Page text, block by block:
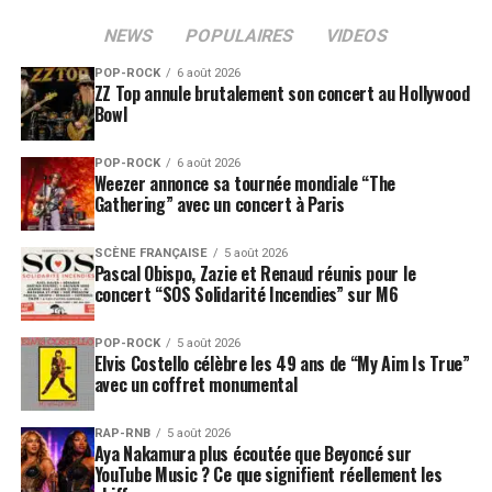
NEWS POPULAIRES VIDEOS
POP-ROCK 6 août 2026
ZZ Top annule brutalement son concert au Hollywood
Bowl
POP-ROCK 6 août 2026
Weezer annonce sa tournée mondiale “The
Gathering” avec un concert à Paris
SCÈNE FRANÇAISE 5 août 2026
Pascal Obispo, Zazie et Renaud réunis pour le
concert “SOS Solidarité Incendies” sur M6
POP-ROCK 5 août 2026
Elvis Costello célèbre les 49 ans de “My Aim Is True”
avec un coffret monumental
RAP-RNB 5 août 2026
Aya Nakamura plus écoutée que Beyoncé sur
YouTube Music ? Ce que signifient réellement les